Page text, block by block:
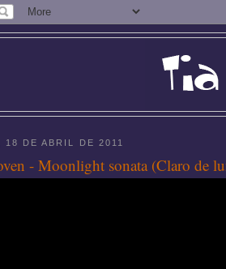
18 DE ABRIL DE 2011
- Moonlight sonata (Claro de